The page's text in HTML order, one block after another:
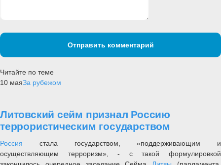
Отправить комментарий
Читайте по теме
10 маяЗа рубежом
Литовский сейм признал Россию
террористическим государством
Россия стала государством, «поддерживающим и
осуществляющим терроризм», - с такой формулировкой